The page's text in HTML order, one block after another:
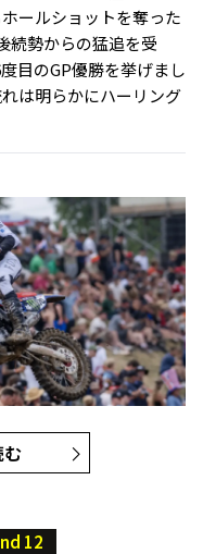
ールショットを奪った
続勢からの猛追を受
目のGP優勝を挙げまし
は明らかにハーリング
む
12